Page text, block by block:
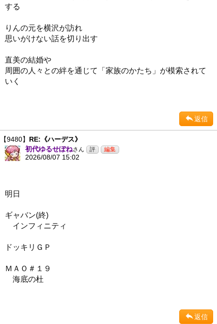
する
りんの元を横沢が訪れ
思いがけない話を切り出す
直美の結婚や
周囲の人々との絆を通じて「家族のかたち」が模索されて
いく
返信
【9480】 RE:《ハーデス》
初代ゆるせぽねさん
2026/08/07 15:02
明日
ギャバン(終)
インフィニティ
ドッキリＧＰ
ＭＡＯ＃１９
海底の杜
返信